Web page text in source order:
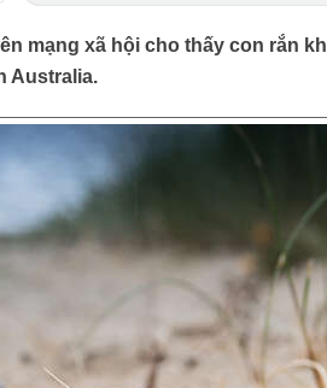
mạng xã hội cho thấy con rắn
Australia.